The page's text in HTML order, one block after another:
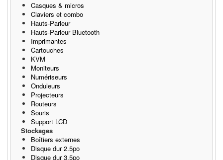
Casques & micros
Claviers et combo
Hauts-Parleur
Hauts-Parleur Bluetooth
Imprimantes
Cartouches
KVM
Moniteurs
Numériseurs
Onduleurs
Projecteurs
Routeurs
Souris
Support LCD
Stockages
Boîtiers externes
Disque dur 2.5po
Disque dur 3.5po